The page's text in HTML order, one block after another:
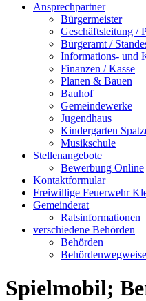
Ansprechpartner
Bürgermeister
Geschäftsleitung /
Bürgeramt /
Informations- und
Finanzen / Kasse
Planen & Bauen
Bauhof
Gemeindewerke
Jugendhaus
Kindergarten
Musikschule
Stellenangebote
Bewerbung Online
Kontaktformular
Freiwillige Feuerwehr
Gemeinderat
Ratsinformationen
verschiedene Behörden
Behörden
Spielmobil;